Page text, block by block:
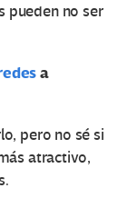
pueden no ser
a
pero no sé si
atractivo,